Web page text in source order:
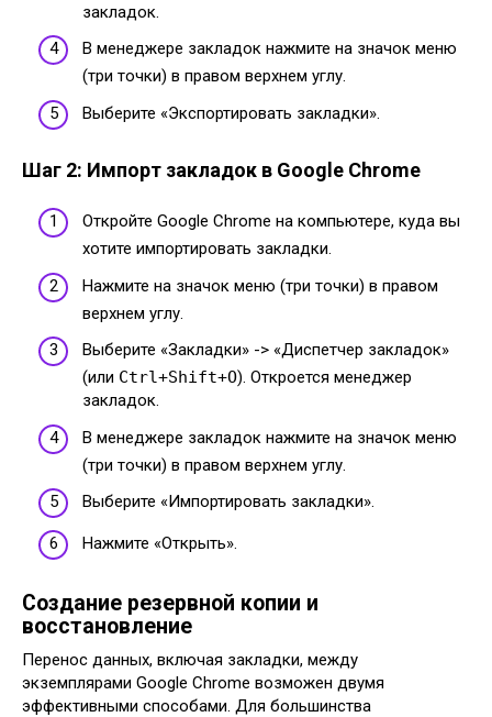
закладок.
В менеджере закладок нажмите на значок меню
(три точки) в правом верхнем углу.
Выберите «Экспортировать закладки».
Шаг 2: Импорт закладок в Google Chrome
Откройте Google Chrome на компьютере, куда вы
хотите импортировать закладки.
Нажмите на значок меню (три точки) в правом
верхнем углу.
Выберите «Закладки» -> «Диспетчер закладок»
(или Ctrl+Shift+O). Откроется менеджер
закладок.
В менеджере закладок нажмите на значок меню
(три точки) в правом верхнем углу.
Выберите «Импортировать закладки».
Нажмите «Открыть».
Создание резервной копии и
восстановление
Перенос данных, включая закладки, между
экземплярами Google Chrome возможен двумя
эффективными способами. Для большинства